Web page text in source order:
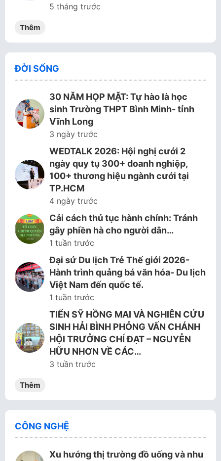
5 tháng trước
Thêm
ĐỜI SỐNG
30 NĂM HỌP MẶT: Tự hào là học
sinh Trường THPT Bình Minh- tỉnh
Vĩnh Long
3 ngày trước
WEDTALK 2026: Hội nghị cưới 2
ngày quy tụ 300+ doanh nghiệp,
100+ thương hiệu ngành cưới tại
TP.HCM
4 ngày trước
Cải cách thủ tục hành chính: Tránh
gây phiền hà cho người dân…
1 tuần trước
Đại sứ Du lịch Trẻ Thế giới 2026-
Hành trình quảng bá văn hóa- Du lịch
Việt Nam đến quốc tế.
1 tuần trước
TIẾN SỸ HỒNG MAI VÀ NGHIÊN CỨU
SINH HẢI BÌNH PHỎNG VẤN CHÁNH
HỘI TRƯỞNG CHÍ ĐẠT – NGUYỄN
HỮU NHƠN VỀ CÁC…
3 tuần trước
Thêm
CÔNG NGHỆ
Xu hướng thị trường đồ uống và nhu